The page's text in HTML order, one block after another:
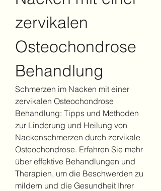
zervikalen
Osteochondrose
Behandlung
Schmerzen im Nacken mit einer
zervikalen Osteochondrose
Behandlung: Tipps und Methoden
zur Linderung und Heilung von
Nackenschmerzen durch zervikale
Osteochondrose. Erfahren Sie mehr
über effektive Behandlungen und
Therapien, um die Beschwerden zu
mildern und die Gesundheit Ihrer